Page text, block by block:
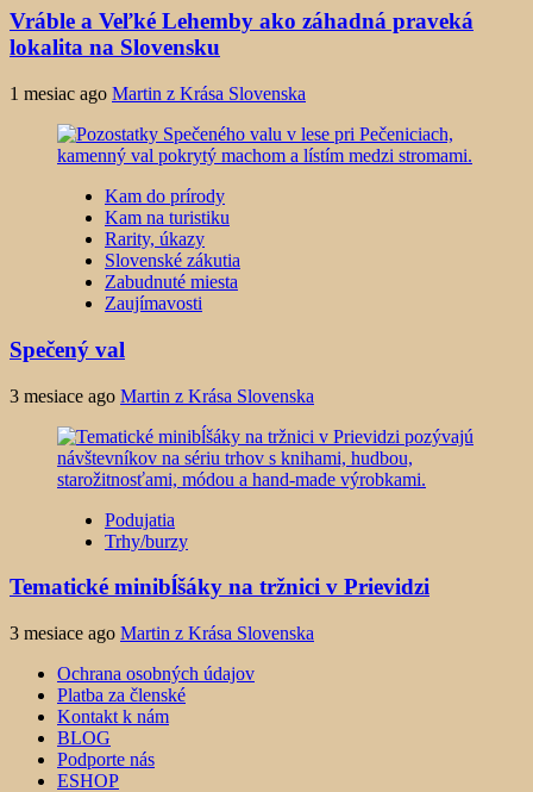
Vráble a Veľké Lehemby ako záhadná praveká
lokalita na Slovensku
1 mesiac ago Martin z Krása Slovenska
Kam do prírody
Kam na turistiku
Rarity, úkazy
Slovenské zákutia
Zabudnuté miesta
Zaujímavosti
Spečený val
3 mesiace ago Martin z Krása Slovenska
Podujatia
Trhy/burzy
Tematické minibĺšáky na tržnici v Prievidzi
3 mesiace ago Martin z Krása Slovenska
Ochrana osobných údajov
Platba za členské
Kontakt k nám
BLOG
Podporte nás
ESHOP